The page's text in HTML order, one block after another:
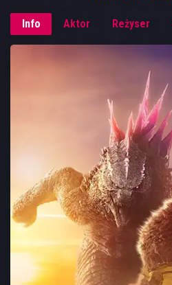
Info Aktor Reżyser